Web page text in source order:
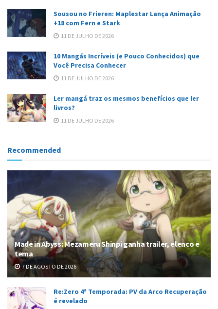
Sousou no Frieren: Maplestar Lança Animação
+18 com Fern e Stark
11 DE JULHO DE 2026
10 Mangás Incríveis (e Pouco Conhecidos) que
Você Precisa Conhecer
11 DE JULHO DE 2026
Ler mangá traz os mesmos benefícios que ler
livros?
11 DE JULHO DE 2026
Recommended
Made in Abyss: Mezameru Shinpi ganha trailer, elenco e
tema
7 DE AGOSTO DE 2026
Re:Zero 4ª Temporada: PV da Arco Recuperação
é revelado